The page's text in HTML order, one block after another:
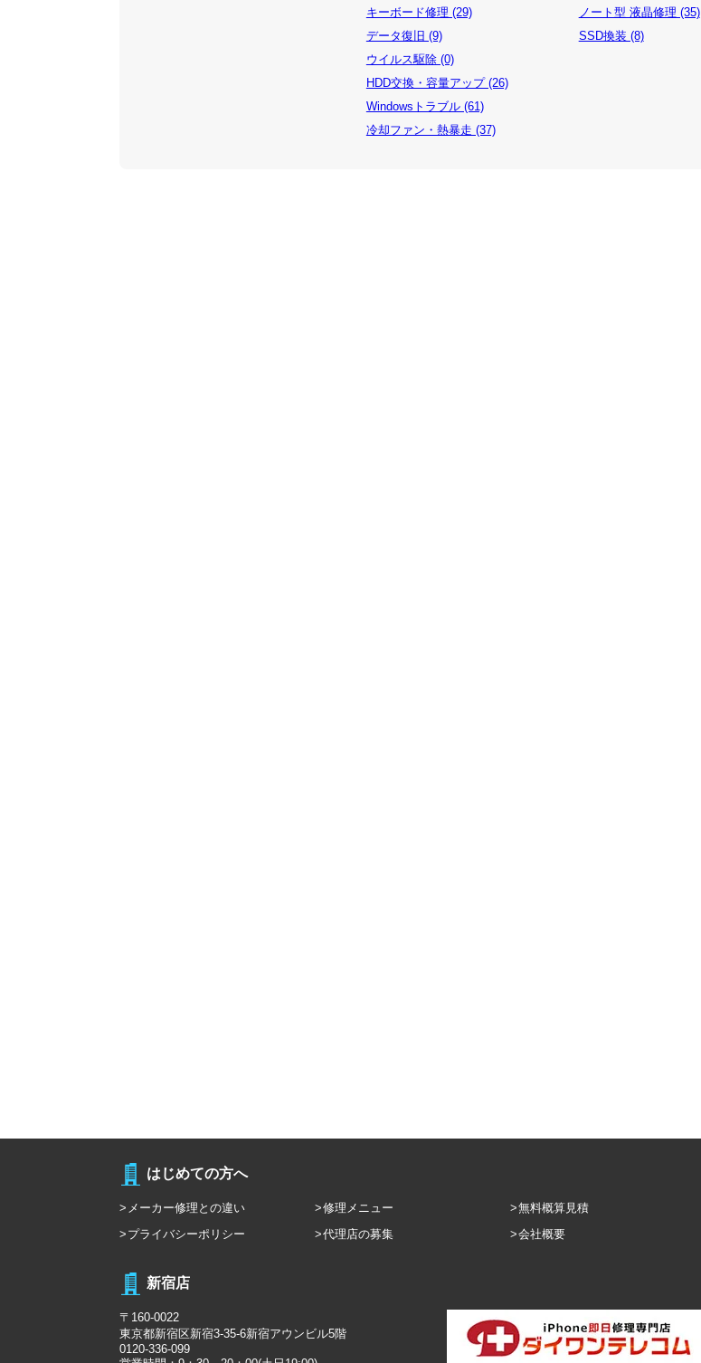
キーボード修理 (29)
データ復旧 (9)
ウイルス駆除 (0)
HDD交換・容量アップ (26)
Windowsトラブル (61)
冷却ファン・熱暴走 (37)
ノート型 液晶修理 (35)
SSD換装 (8)
はじめての方へ
メーカー修理との違い 修理メニュー 無料概算見積
プライバシーポリシー
代理店の募集 会社概要
新宿店
〒160-0022
東京都新宿区新宿3-35-6新宿アウンビル5階
0120-336-099